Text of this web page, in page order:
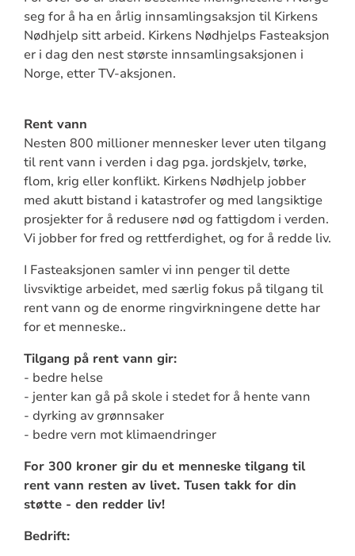
seg for å ha en årlig innsamlingsaksjon til Kirkens
Nødhjelp sitt arbeid. Kirkens Nødhjelps Fasteaksjon
er i dag den nest største innsamlingsaksjonen i
Norge, etter TV-aksjonen.
Rent vann
Nesten 800 millioner mennesker lever uten tilgang
til rent vann i verden i dag pga. jordskjelv, tørke,
flom, krig eller konflikt. Kirkens Nødhjelp jobber
med akutt bistand i katastrofer og med langsiktige
prosjekter for å redusere nød og fattigdom i verden.
Vi jobber for fred og rettferdighet, og for å redde liv.
I Fasteaksjonen samler vi inn penger til dette
livsviktige arbeidet, med særlig fokus på tilgang til
rent vann og de enorme ringvirkningene dette har
for et menneske..
Tilgang på rent vann gir:
- bedre helse
- jenter kan gå på skole i stedet for å hente vann
- dyrking av grønnsaker
- bedre vern mot klimaendringer
For 300 kroner gir du et menneske tilgang til
rent vann resten av livet. Tusen takk for din
støtte - den redder liv!
Bedrift: